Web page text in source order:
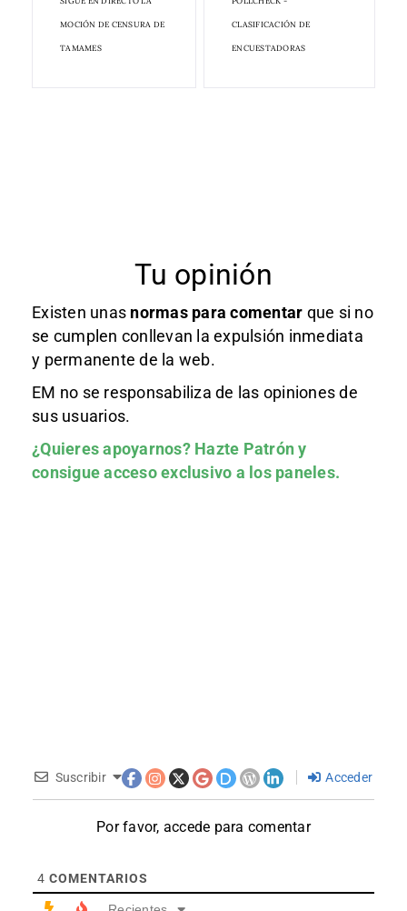
MOCIÓN DE CENSURA DE
TAMAMES
CLASIFICACIÓN DE
ENCUESTADORAS
Tu opinión
Existen unas normas para comentar que si no
se cumplen conllevan la expulsión inmediata
y permanente de la web.
EM no se responsabiliza de las opiniones de
sus usuarios.
¿Quieres apoyarnos? Hazte Patróny
consigue acceso exclusivo a los paneles.
Suscribir Acceder
Por favor, accede para comentar
4 COMENTARIOS